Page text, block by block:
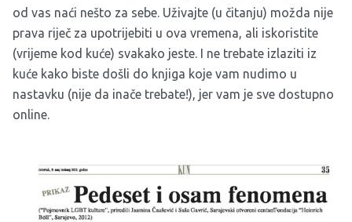
od vas naći nešto za sebe. Uživajte (u čitanju) možda nije
prava riječ za upotrijebiti u ova vremena, ali iskoristite
(vrijeme kod kuće) svakako jeste. I ne trebate izlaziti iz
kuće kako biste došli do knjiga koje vam nudimo u
nastavku (nije da inače trebate!), jer vam je sve dostupno
online.